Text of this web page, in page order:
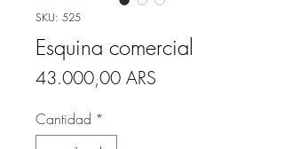
SKU: 525
Esquina comercial
43.000,00 ARS
Cantidad *